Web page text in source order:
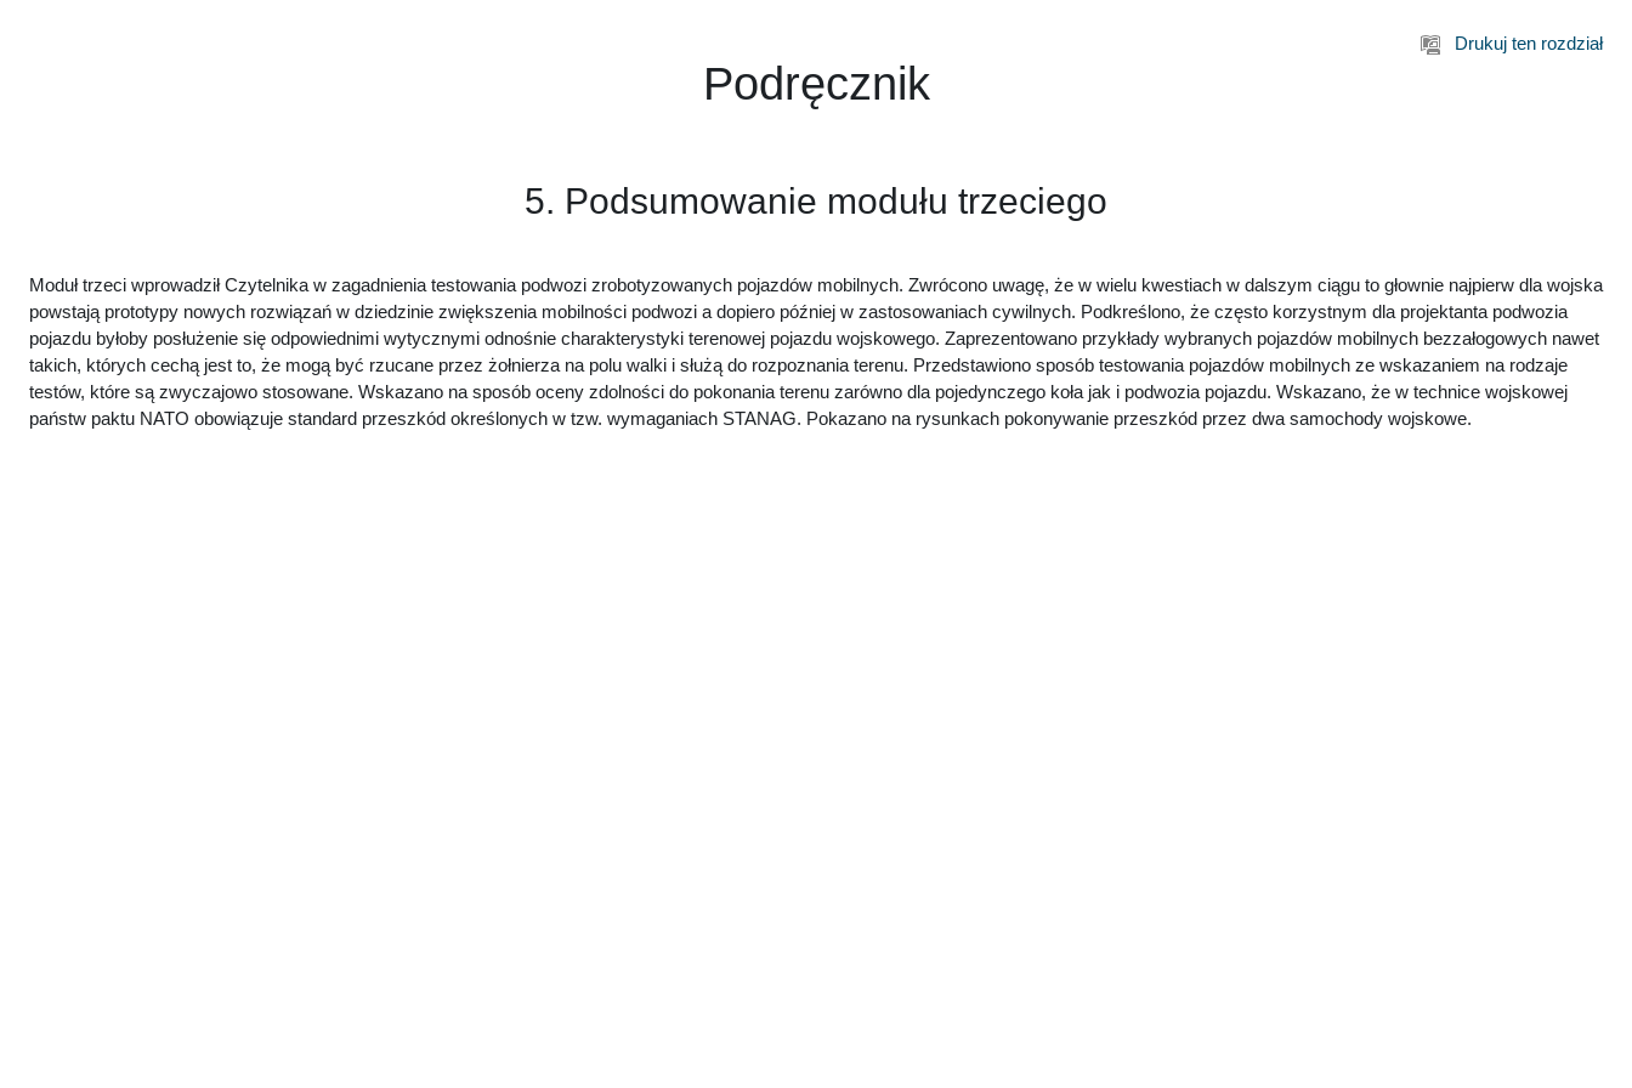
Drukuj ten rozdział
Podręcznik
5. Podsumowanie modułu trzeciego
Moduł trzeci wprowadził Czytelnika w zagadnienia testowania podwozi zrobotyzowanych pojazdów mobilnych. Zwrócono uwagę, że w wielu kwestiach w dalszym ciągu to głownie najpierw dla wojska
powstają prototypy nowych rozwiązań w dziedzinie zwiększenia mobilności podwozi a dopiero później w zastosowaniach cywilnych. Podkreślono, że często korzystnym dla projektanta podwozia
pojazdu byłoby posłużenie się odpowiednimi wytycznymi odnośnie charakterystyki terenowej pojazdu wojskowego. Zaprezentowano przykłady wybranych pojazdów mobilnych bezzałogowych nawet
takich, których cechą jest to, że mogą być rzucane przez żołnierza na polu walki i służą do rozpoznania terenu. Przedstawiono sposób testowania pojazdów mobilnych ze wskazaniem na rodzaje
testów, które są zwyczajowo stosowane. Wskazano na sposób oceny zdolności do pokonania terenu zarówno dla pojedynczego koła jak i podwozia pojazdu. Wskazano, że w technice wojskowej
państw paktu NATO obowiązuje standard przeszkód określonych w tzw. wymaganiach STANAG. Pokazano na rysunkach pokonywanie przeszkód przez dwa samochody wojskowe.